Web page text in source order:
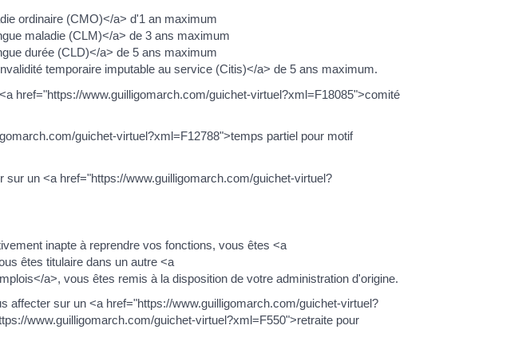
ordinaire (CMO)</a> d'1 an maximum
maladie (CLM)</a> de 3 ans maximum
durée (CLD)</a> de 5 ans maximum
temporaire imputable au service (Citis)</a> de 5 ans maximum.
href="https://www.guilligomarch.com/guichet-virtuel?xml=F18085">comité
guichet-virtuel?xml=F12788">temps partiel pour motif
un <a href="https://www.guilligomarch.com/guichet-virtuel?
inapte à reprendre vos fonctions, vous êtes <a
êtes titulaire dans un autre <a
a>, vous êtes remis à la disposition de votre administration d'origine.
affecter sur un <a href="https://www.guilligomarch.com/guichet-virtuel?
www.guilligomarch.com/guichet-virtuel?xml=F550">retraite pour